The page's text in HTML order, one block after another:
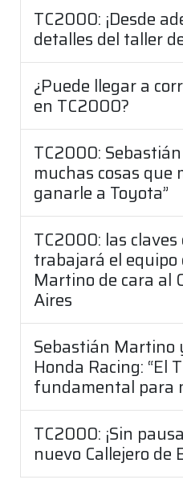
TC2000: ¡Desde
detalles del taller
¿Puede llegar a
en TC2000?
TC2000:
muchas cosas que
ganarle a Toyota”
TC2000: las
trabajará el equipo
Martino de cara al
Aires
Sebastián Martino
Honda Racing: “El
fundamental para
TC2000: ¡Sin
nuevo Callejero de